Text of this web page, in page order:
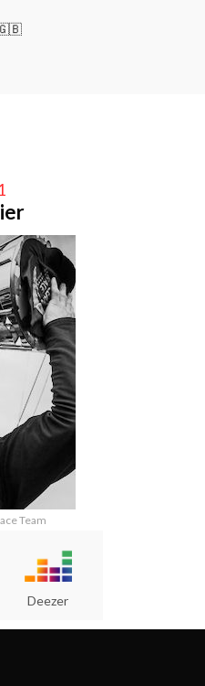
🇬🇧
Team
Deezer